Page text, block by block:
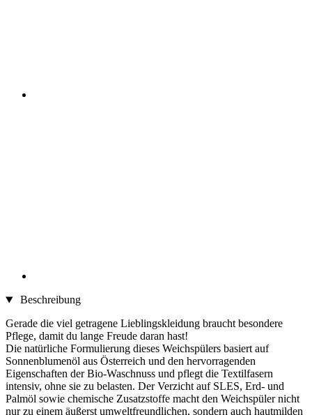
Beschreibung
Gerade die viel getragene Lieblingskleidung braucht besondere
Pflege, damit du lange Freude daran hast!
Die natürliche Formulierung dieses Weichspülers basiert auf
Sonnenblumenöl aus Österreich und den hervorragenden
Eigenschaften der Bio-Waschnuss und pflegt die Textilfasern
intensiv, ohne sie zu belasten. Der Verzicht auf SLES, Erd- und
Palmöl sowie chemische Zusatzstoffe macht den Weichspüler nicht
nur zu einem äußerst umweltfreundlichen, sondern auch hautmilden